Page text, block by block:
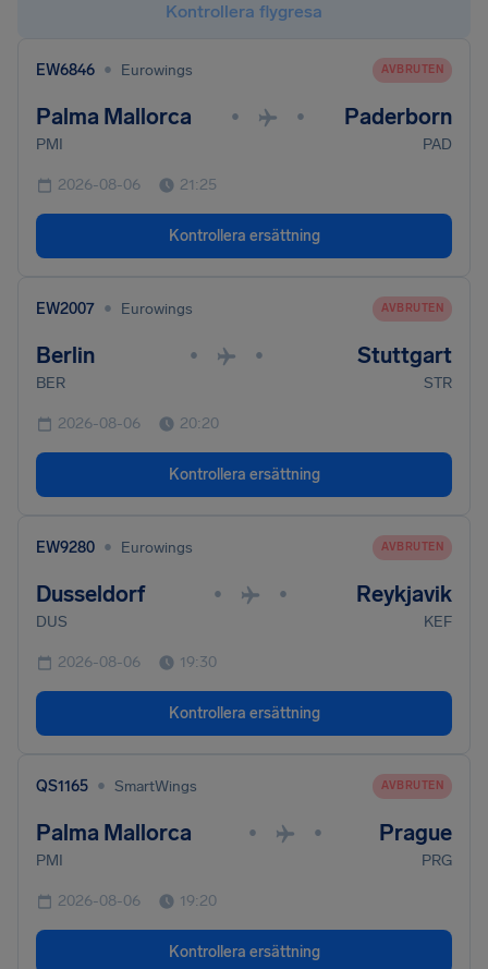
Kontrollera flygresa
EW6846 • Eurowings AVBRUTEN
Palma Mallorca • • Paderborn
PMI PAD
2026-08-06 21:25
Kontrollera ersättning
EW2007 • Eurowings AVBRUTEN
Berlin • • Stuttgart
BER STR
2026-08-06 20:20
Kontrollera ersättning
EW9280 • Eurowings AVBRUTEN
Dusseldorf • • Reykjavik
DUS KEF
2026-08-06 19:30
Kontrollera ersättning
QS1165 • SmartWings AVBRUTEN
Palma Mallorca • • Prague
PMI PRG
2026-08-06 19:20
Kontrollera ersättning